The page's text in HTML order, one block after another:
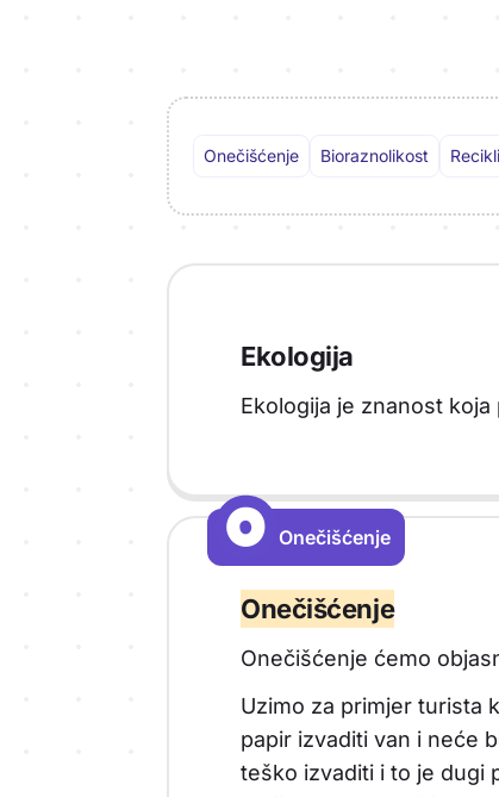
Onečišćenje Bioraznolikost
Ekologija
Ekologija je znanost
O
O Onečišćenje
Onečišćenje
Onečišćenje ćemo
Uzimo za primjer turista
papir izvaditi van i neće
teško izvaditi i to je dugi